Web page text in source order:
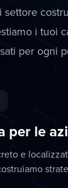
settore
i tuoi
per ogni
per le
e